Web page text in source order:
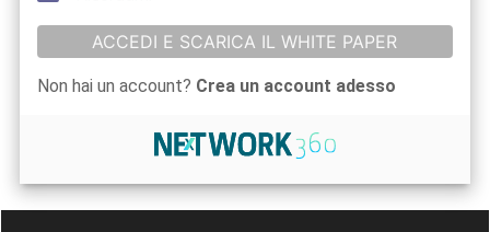
ACCEDI E SCARICA IL WHITE PAPER
Non hai un account? Crea un account adesso